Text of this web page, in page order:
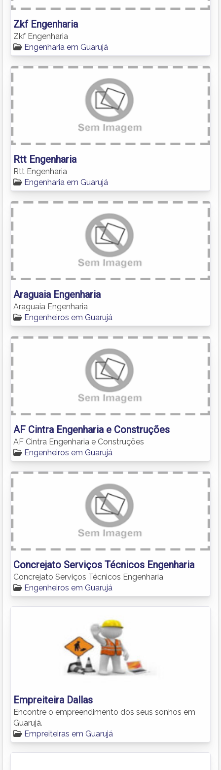
Zkf Engenharia
Zkf Engenharia
Engenharia em Guarujá
Rtt Engenharia
Rtt Engenharia
Engenharia em Guarujá
Araguaia Engenharia
Araguaia Engenharia
Engenheiros em Guarujá
AF Cintra Engenharia e Construções
AF Cintra Engenharia e Construções
Engenheiros em Guarujá
Concrejato Serviços Técnicos Engenharia
Concrejato Serviços Técnicos Engenharia
Engenheiros em Guarujá
Empreiteira Dallas
Encontre o empreendimento dos seus sonhos em
Guarujá.
Empreiteiras em Guarujá